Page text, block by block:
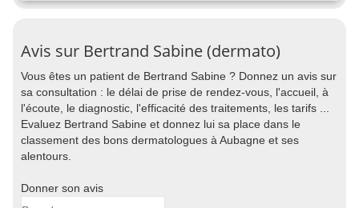
Avis sur Bertrand Sabine (dermato)
Vous êtes un patient de Bertrand Sabine ? Donnez un avis sur
sa consultation : le délai de prise de rendez-vous, l'accueil, à
l'écoute, le diagnostic, l'efficacité des traitements, les tarifs ...
Evaluez Bertrand Sabine et donnez lui sa place dans le
classement des bons dermatologues à Aubagne et ses
alentours.
Donner son avis